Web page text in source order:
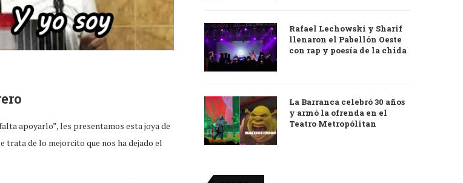
apoyarlo”, les presentamos esta joya de
trata de lo mejorcito que nos ha dejado el
Rafael Lechowski y Sharif
llenaron el Pabellón Oeste
con rap y poesía de la chida
La Barranca celebró 30 años
y armó la ofrenda en el
Teatro Metropólitan